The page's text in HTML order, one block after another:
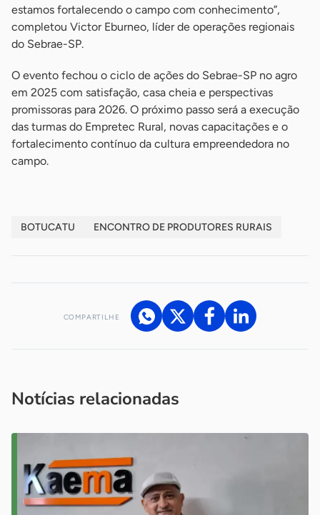
estamos fortalecendo o campo com conhecimento”,
completou Victor Eburneo, líder de operações regionais
do Sebrae-SP.
O evento fechou o ciclo de ações do Sebrae-SP no agro
em 2025 com satisfação, casa cheia e perspectivas
promissoras para 2026. O próximo passo será a execução
das turmas do Empretec Rural, novas capacitações e o
fortalecimento contínuo da cultura empreendedora no
campo.
BOTUCATU ENCONTRO DE PRODUTORES RURAIS
COMPARTILHE
Notícias relacionadas